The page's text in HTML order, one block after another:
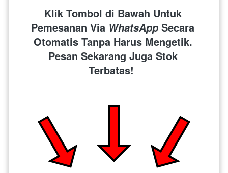
Klik Tombol di Bawah Untuk
Pemesanan Via WhatsApp Secara
Otomatis Tanpa Harus Mengetik.
Pesan Sekarang Juga Stok
Terbatas!